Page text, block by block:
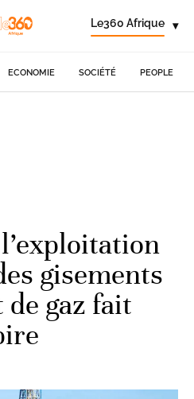
Le360 Afrique ▾
ECONOMIE SOCIÉTÉ PEOPLE
gisements
gaz fait